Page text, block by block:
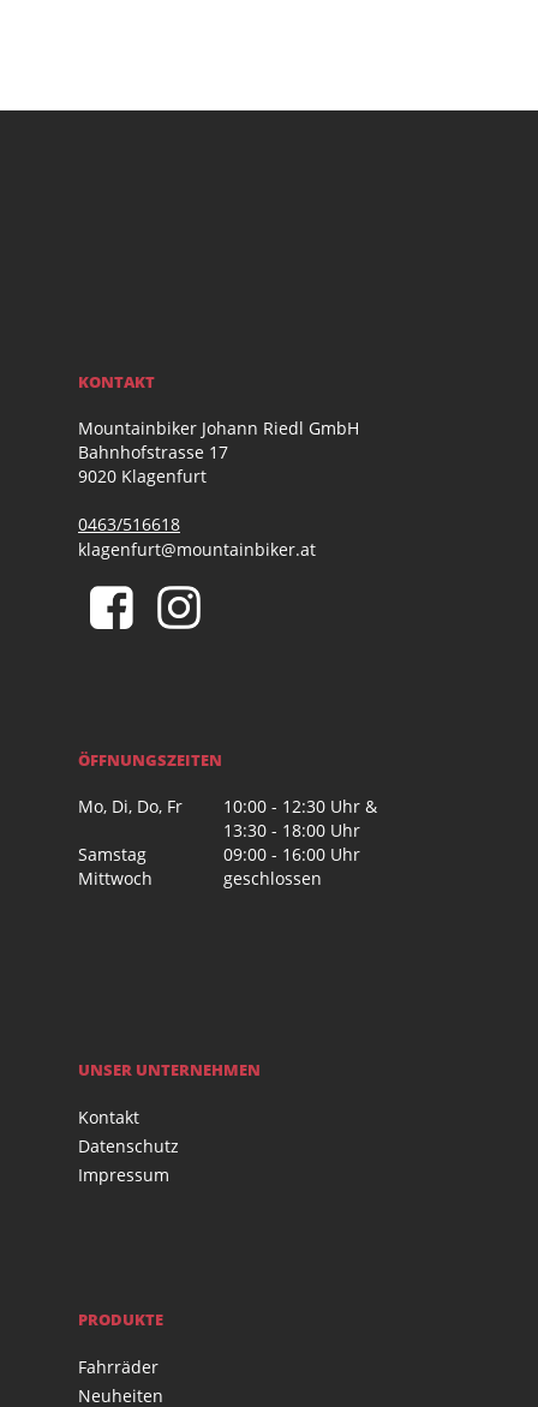
KONTAKT
Mountainbiker Johann Riedl GmbH
Bahnhofstrasse 17
9020 Klagenfurt
0463/516618
klagenfurt@mountainbiker.at
ÖFFNUNGSZEITEN
Mo, Di, Do, Fr
10:00 - 12:30 Uhr &
13:30 - 18:00 Uhr
Samstag
09:00 - 16:00 Uhr
Mittwoch
geschlossen
UNSER UNTERNEHMEN
Kontakt
Datenschutz
Impressum
PRODUKTE
Fahrräder
Neuheiten